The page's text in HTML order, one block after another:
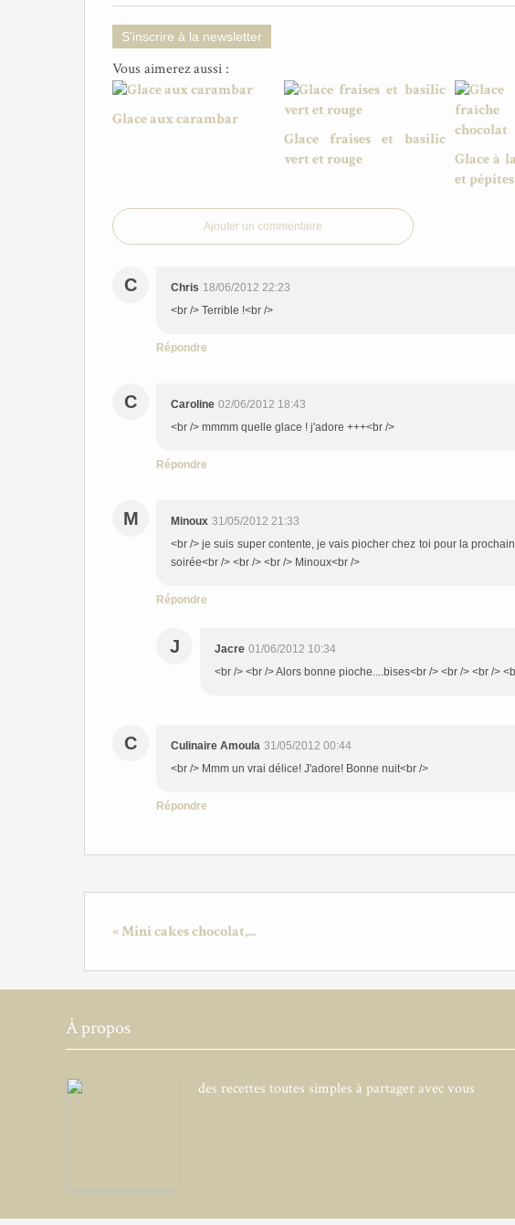
S'inscrire à la newsletter
Vous aimerez aussi :
Glace aux carambar
Glace fraises et basilic
vert et rouge
Glace à
et
Ajouter un commentaire
C Chris 18/06/2012 22:23
<br /> Terrible !<br />
Répondre
C Caroline 02/06/2012 18:43
<br /> mmmm quelle glace ! j'adore +++<br />
Répondre
M Minoux 31/05/2012 21:33
<br /> je suis super contente, je vais piocher chez toi pour la
soirée<br /> <br /> <br /> Minoux<br />
Répondre
J Jacre 01/06/2012 10:34
<br /> <br /> Alors bonne pioche....bises<br /> <br /> <br />
C Culinaire Amoula 31/05/2012 00:44
<br /> Mmm un vrai délice! J'adore! Bonne nuit<br />
Répondre
« Mini cakes chocolat,...
À propos
des recettes toutes simples à partager avec vous